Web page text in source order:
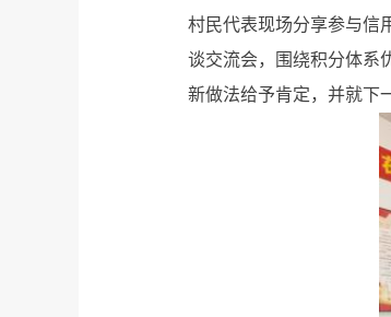
村民代表现场分享参与信
谈交流会，围绕积分体系
新做法给予肯定，并就下